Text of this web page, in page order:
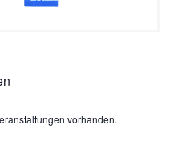
vorhanden.